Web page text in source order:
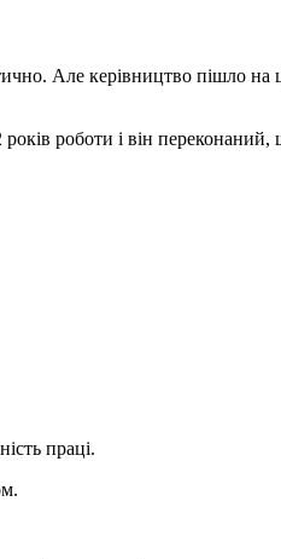
Але керівництво пішло на
років роботи і він
праці.